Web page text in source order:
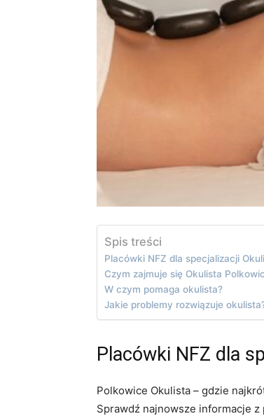
Spis treści
Placówki NFZ dla specjalizacji
Czym zajmuje się Okulista
W czym pomaga okulista?
Jakie problemy rozwiązuje
Placówki NFZ dla
Polkowice Okulista – gdzie
Sprawdź najnowsze informacje z